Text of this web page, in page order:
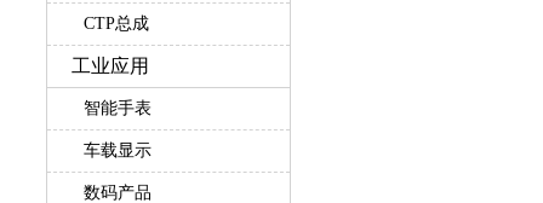
CTP总成
工业应用
智能手表
车载显示
数码产品